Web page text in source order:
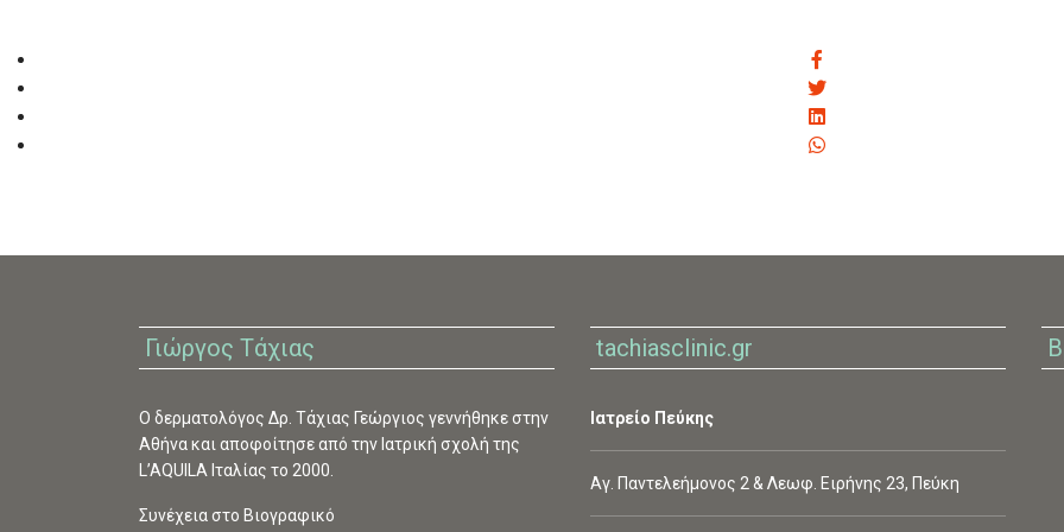
Γιώργος Τάχιας
O δερματολόγος Δρ. Τάχιας Γεώργιος γεννήθηκε στην
Αθήνα και αποφοίτησε από την Ιατρική σχολή της
L’AQUILA Ιταλίας το 2000.
Συνέχεια στο Βιογραφικό
tachiasclinic.gr
Ιατρείο Πεύκης
Αγ. Παντελεήμονος 2 & Λεωφ. Ειρήνης 23, Πεύκη